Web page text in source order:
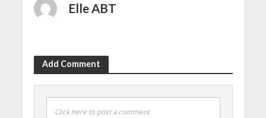
Elle ABT
Add Comment
Click here to post a comment